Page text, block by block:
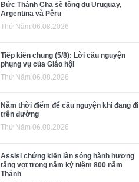
Đức Thánh Cha sẽ tông du Uruguay,
Argentina và Pêru
Thứ Năm 06.08.2026
Tiếp kiến chung (5/8): Lời cầu nguyện
phụng vụ của Giáo hội
Thứ Năm 06.08.2026
Năm thời điểm để cầu nguyện khi đang đi
trên đường
Thứ Năm 06.08.2026
Assisi chứng kiến làn sóng hành hương
tăng vọt trong năm kỷ niệm 800 năm
Thánh